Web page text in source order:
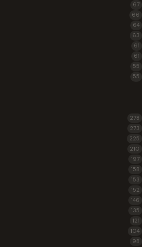
67
66
64
63
61
61
55
55
278
273
225
210
197
158
153
152
146
135
121
104
98